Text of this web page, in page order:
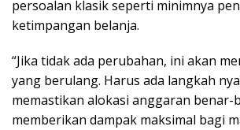
persoalan klasik seperti minimnya
ketimpangan belanja.
“Jika tidak ada perubahan, ini akan
yang berulang. Harus ada langkah
memastikan alokasi anggaran benar-
memberikan dampak maksimal bagi